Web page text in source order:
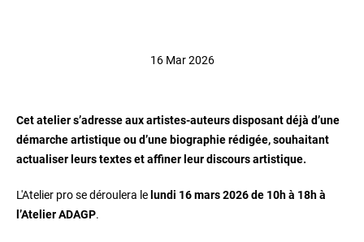
16 Mar 2026
Cet atelier s’adresse aux artistes-auteurs disposant déjà d’une
démarche artistique ou d’une biographie rédigée, souhaitant
actualiser leurs textes et affiner leur discours artistique.
L'Atelier pro se déroulera le lundi 16 mars 2026 de 10h à 18h à
l’Atelier ADAGP.